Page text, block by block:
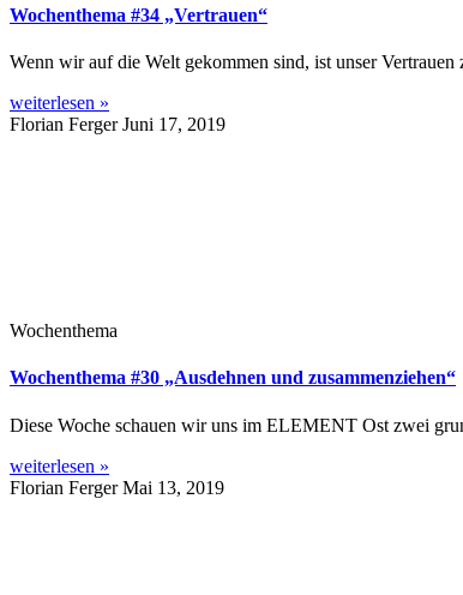
Wochenthema #34 „Vertrauen“
Wenn wir auf die Welt gekommen sind, ist unser
weiterlesen »
Florian FergerJuni 17, 2019
Wochenthema
Wochenthema #30 „Ausdehnen und zusammenziehen“
Diese Woche schauen wir uns im ELEMENT Ost zwei
weiterlesen »
Florian FergerMai 13, 2019